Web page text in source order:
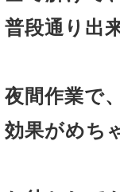
普段通り出
夜間作業で
効果がめち